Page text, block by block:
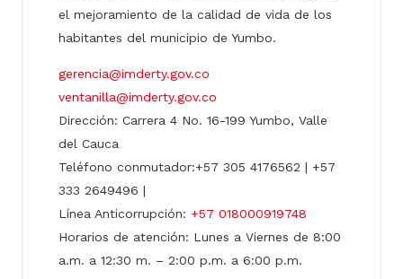
el mejoramiento de la calidad de vida de los
habitantes del municipio de Yumbo.
gerencia@imderty.gov.co
ventanilla@imderty.gov.co
Dirección: Carrera 4 No. 16-199 Yumbo, Valle
del Cauca
Teléfono conmutador:+57 305 4176562 | +57
333 2649496 |
Línea Anticorrupción: +57 018000919748
Horarios de atención: Lunes a Viernes de 8:00
a.m. a 12:30 m. – 2:00 p.m. a 6:00 p.m.